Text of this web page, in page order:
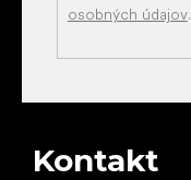
osobných údajov.
Kontakt